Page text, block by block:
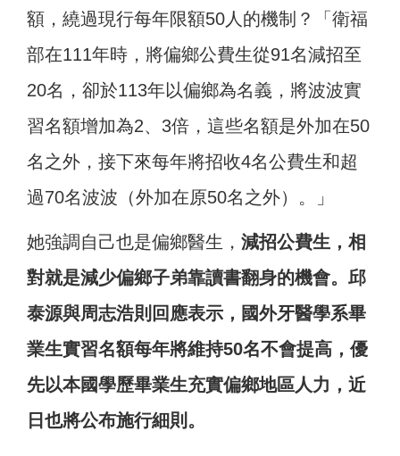
額，繞過現行每年限額50人的機制？「衛福
部在111年時，將偏鄉公費生從91名減招至
20名，卻於113年以偏鄉為名義，將波波實
習名額增加為2、3倍，這些名額是外加在50
名之外，接下來每年將招收4名公費生和超
過70名波波（外加在原50名之外）。」
她強調自己也是偏鄉醫生， 減招公費生，相
對就是減少偏鄉子弟靠讀書翻身的機會。邱
泰源與周志浩則回應表示，國外牙醫學系畢
業生實習名額每年將維持50名不會提高，優
先以本國學歷畢業生充實偏鄉地區人力，近
日也將公布施行細則。